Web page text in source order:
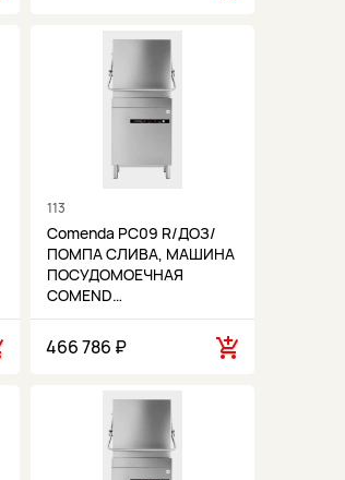
113
Comenda PC09 R/ДОЗ/
ПОМПА СЛИВА, МАШИНА
ПОСУДОМОЕЧНАЯ
COMEND…
466 786 ₽